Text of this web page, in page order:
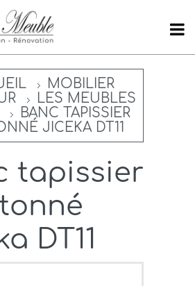
MOBILIER
LES MEUBLES
BANC TAPISSIER
JICEKA DT11
tapissier
DT11